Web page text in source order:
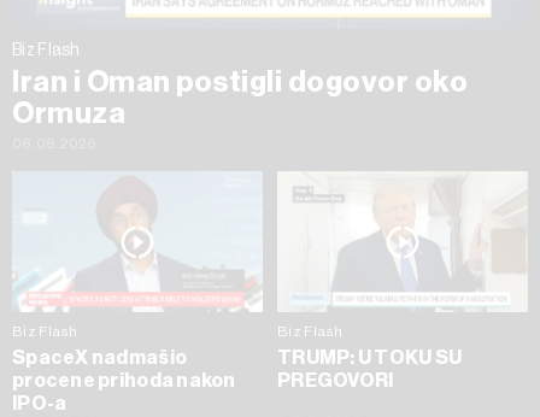
Biz Flash
Iran i Oman postigli dogovor oko
Ormuza
Biz Flash
SpaceX nadmašio
procene prihoda nakon
IPO-a
Biz Flash
TRUMP: U TOKU SU
PREGOVORI